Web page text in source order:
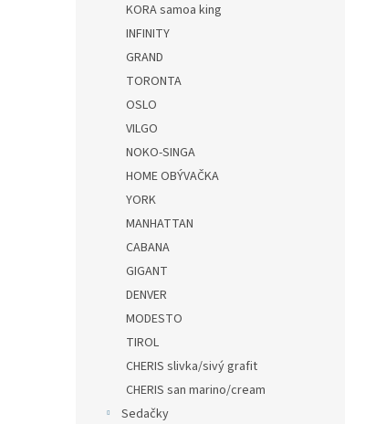
KORA samoa king
INFINITY
GRAND
TORONTA
OSLO
VILGO
NOKO-SINGA
HOME OBÝVAČKA
YORK
MANHATTAN
CABANA
GIGANT
DENVER
MODESTO
TIROL
CHERIS slivka/sivý grafit
CHERIS san marino/cream
Sedačky